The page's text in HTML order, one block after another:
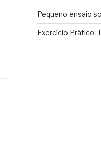
Pequeno ensaio
Exercício Prático: